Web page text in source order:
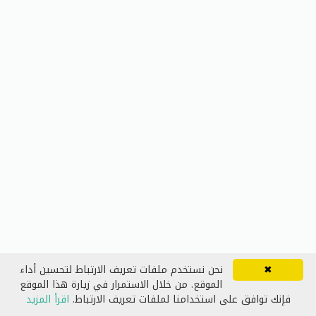
✖ نحن نستخدم ملفات تعريف الارتباط لتحسين أداء
الموقع. من خلال الاستمرار في زيارة هذا الموقع
فإنك توافق على استخدامنا لملفات تعريف الارتباط. اقرأ المزيد